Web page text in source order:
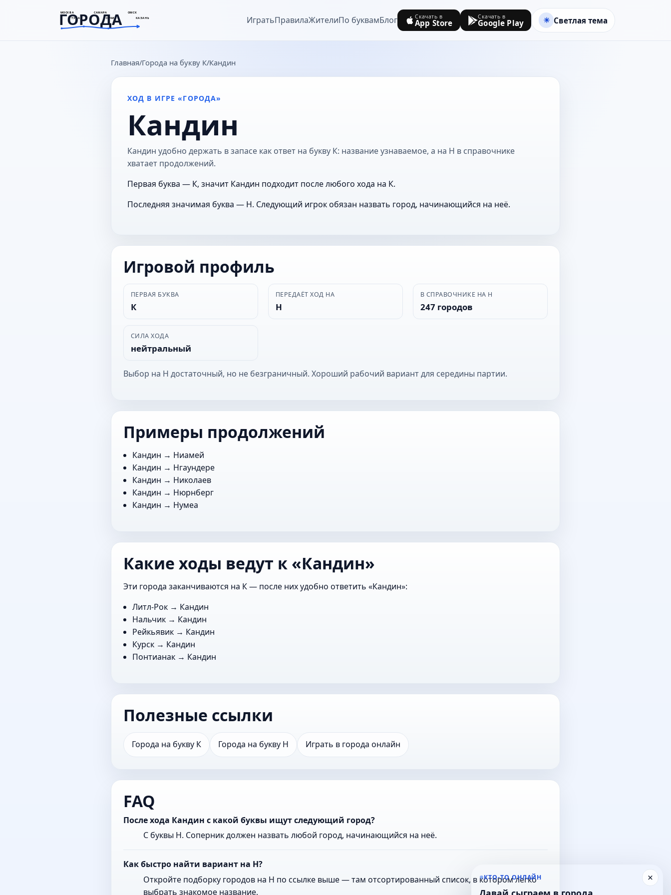
МОСКВА САМАРА ОМСК
ТУЛА СОЧИ КАЗАНЬ
ГОРОДА
goroda-na.ru ИгратьПравилаЖителиПо буквамБлог Скачать в
App Store
Скачать в
Google Play Светлая тема
Главная Города на букву К Кандин
ХОД В ИГРЕ «ГОРОДА»
Кандин
Кандин удобно держать в запасе как ответ на букву К: название узнаваемое, а на Н в справочнике
хватает продолжений.
Первая буква — К, значит Кандин подходит после любого хода на К.
Последняя значимая буква — Н. Следующий игрок обязан назвать город, начинающийся на неё.
Игровой профиль
ПЕРВАЯ БУКВА
К
ПЕРЕДАЁТ ХОД НА
Н
В СПРАВОЧНИКЕ НА Н
247 городов
СИЛА ХОДА
нейтральный
Выбор на Н достаточный, но не безграничный. Хороший рабочий вариант для середины партии.
Примеры продолжений
Кандин → Ниамей
Кандин → Нгаундере
Кандин → Николаев
Кандин → Нюрнберг
Кандин → Нумеа
Какие ходы ведут к «Кандин»
Эти города заканчиваются на К — после них удобно ответить «Кандин»:
Литл-Рок → Кандин
Нальчик → Кандин
Рейкьявик → Кандин
Курск → Кандин
Понтианак → Кандин
Полезные ссылки
Города на букву К Города на букву Н Играть в города онлайн
FAQ
После хода Кандин с какой буквы ищут следующий город?
С буквы Н. Соперник должен назвать любой город, начинающийся на неё.
Как быстро найти вариант на Н?
Откройте подборку городов на Н по ссылке выше — там отсортированный список, в котором легко
выбрать знакомое название.
×
КТО-ТО ОНЛАЙН